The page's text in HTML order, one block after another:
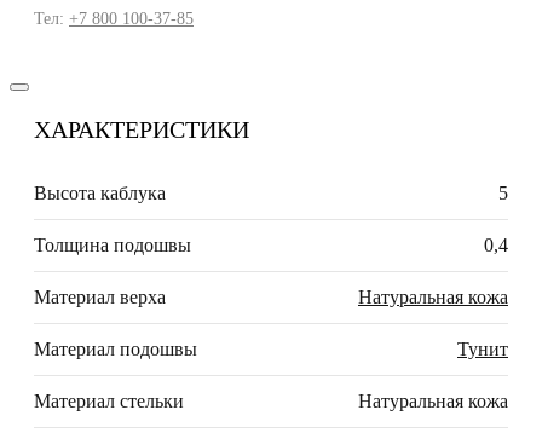
Тел: +7 800 100-37-85
ХАРАКТЕРИСТИКИ
Высота каблука 5
Толщина подошвы 0,4
Материал верха Натуральная кожа
Материал подошвы Тунит
Материал стельки Натуральная кожа